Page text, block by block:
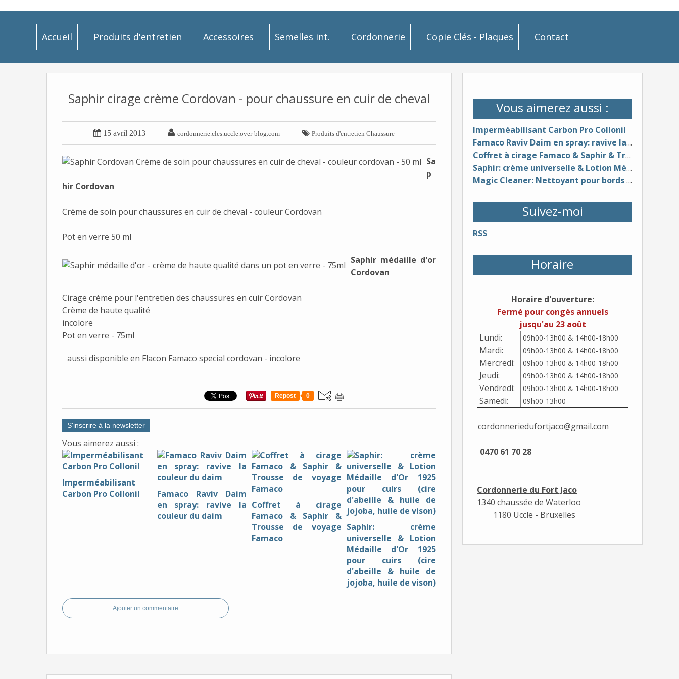
Accueil Produits d'entretien Accessoires Semelles int. Cordonnerie Copie Clés - Plaques Contact
Vous aimerez aussi :
Imperméabilisant Carbon Pro Collonil
Famaco Raviv Daim en spray: ravive la couleur du daim
Coffret à cirage Famaco & Saphir & Trousse de voyage Famaco
Saphir: crème universelle & Lotion Médaille d'Or 1925 pour cuirs (cire d'abeille & huile de jojoba, huile de vison)
Magic Cleaner: Nettoyant pour bords de semelles clairs & Magic Upper Cleaner & Protector
Suivez-moi
RSS
Horaire
Horaire d'ouverture:
Fermé pour congés annuels
jusqu'au 23 août
Lundi:
Mardi:
Mercredi:
Jeudi:
Vendredi:
Samedi:
09h00-13h00 & 14h00-18h00
09h00-13h00 & 14h00-18h00
09h00-13h00 & 14h00-18h00
09h00-13h00 & 14h00-18h00
09h00-13h00 & 14h00-18h00
09h00-13h00
cordonneriedufortjaco@gmail.com
0470 61 70 28
Cordonnerie du Fort Jaco
1340 chaussée de Waterloo
1180 Uccle - Bruxelles
Saphir cirage crème Cordovan - pour chaussure en cuir de cheval
 15 avril 2013  cordonnerie.cles.uccle.over-blog.com  Produits d'entretien Chaussure
Sa
p
hir Cordovan
Crème de soin pour chaussures en cuir de cheval - couleur Cordovan
Pot en verre 50 ml
Saphir médaille d'or
Cordovan
Cirage crème pour l'entretien des chaussures en cuir Cordovan
Crème de haute qualité
incolore
Pot en verre - 75ml
aussi disponible en Flacon Famaco special cordovan - incolore
Repost 0
S'inscrire à la newsletter
Vous aimerez aussi :
Imperméabilisant
Carbon Pro Collonil
Famaco Raviv Daim
en spray: ravive la
couleur du daim
Coffret à cirage
Famaco & Saphir &
Trousse de voyage
Famaco
Saphir: crème
universelle & Lotion
Médaille d'Or 1925
pour cuirs (cire
d'abeille & huile de
jojoba, huile de vison)
Ajouter un commentaire